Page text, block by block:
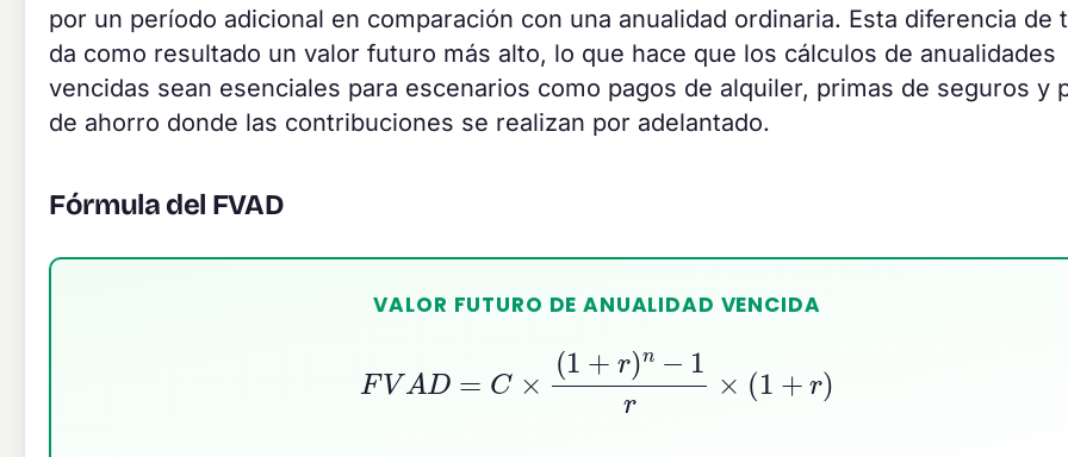
por un período adicional en comparación con una anualidad ordinaria. Esta diferencia de
da como resultado un valor futuro más alto, lo que hace que los cálculos de anualidades
vencidas sean esenciales para escenarios como pagos de alquiler, primas de seguros y
de ahorro donde las contribuciones se realizan por adelantado.
Fórmula del FVAD
VALOR FUTURO DE ANUALIDAD VENCIDA
×(1 + )n− ×